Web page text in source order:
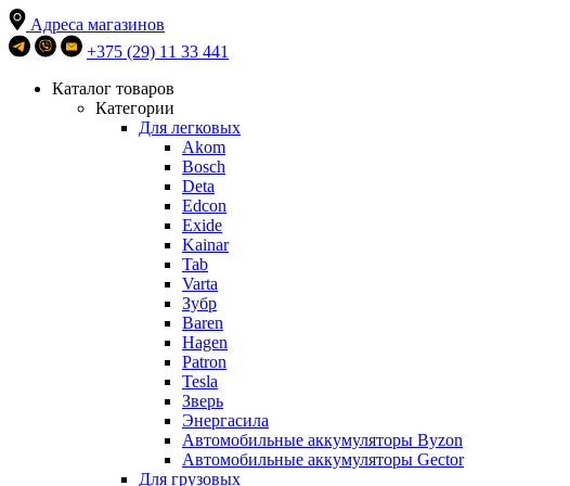
Адреса магазинов
+375 (29) 11 33 441
Каталог товаров
Категории
Для легковых
Akom
Bosch
Deta
Edcon
Exide
Kainar
Tab
Varta
Зубр
Baren
Hagen
Patron
Tesla
Зверь
Энергасила
Автомобильные аккумуляторы Byzon
Автомобильные аккумуляторы Gector
Для грузовых